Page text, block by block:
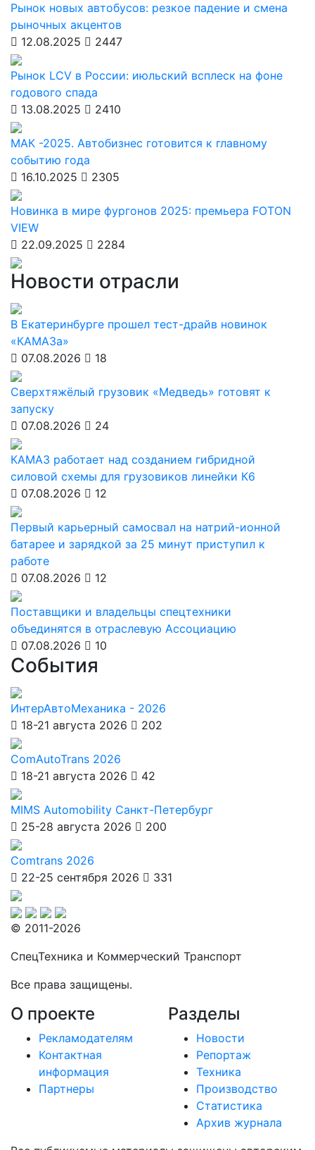
Рынок новых автобусов: резкое падение и смена
рыночных акцентов
12.08.2025
2447
Рынок LCV в России: июльский всплеск на фоне
годового спада
13.08.2025
2410
МАК -2025. Автобизнес готовится к главному
событию года
16.10.2025
2305
Новинка в мире фургонов 2025: премьера FOTON
VIEW
22.09.2025
2284
Новости отрасли
В Екатеринбурге прошел тест-драйв новинок
«КАМАЗа»
07.08.2026
18
Сверхтяжёлый грузовик «Медведь» готовят к
запуску
07.08.2026
24
КАМАЗ работает над созданием гибридной
силовой схемы для грузовиков линейки К6
07.08.2026
12
Первый карьерный самосвал на натрий-ионной
батарее и зарядкой за 25 минут приступил к
работе
07.08.2026
12
Поставщики и владельцы спецтехники
объединятся в отраслевую Ассоциацию
07.08.2026
10
События
ИнтерАвтоМеханика - 2026
18-21 августа 2026
202
ComAutoTrans 2026
18-21 августа 2026
42
MIMS Automobility Санкт-Петербург
25-28 августа 2026
200
Comtrans 2026
22-25 сентября 2026
331
© 2011-2026
СпецТехника и Коммерческий Транспорт
Все права защищены.
О проекте
Рекламодателям
Контактная
информация
Партнеры
Разделы
Новости
Репортаж
Техника
Производство
Статистика
Архив журнала